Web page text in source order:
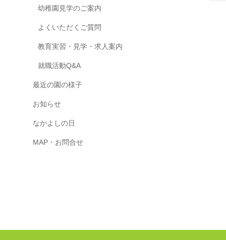
幼稚園見学のご案内
よくいただくご質問
教育実習・見学・求人案内
就職活動Q&A
最近の園の様子
お知らせ
なかよしの日
MAP・お問合せ